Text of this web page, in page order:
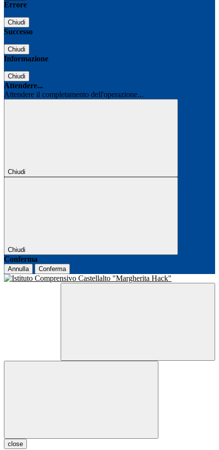
Errore
Chiudi
Successo
Chiudi
Informazione
Chiudi
Attendere...
Attendere il completamento dell'operazione...
Chiudi
Chiudi
Conferma
Annulla Conferma
close